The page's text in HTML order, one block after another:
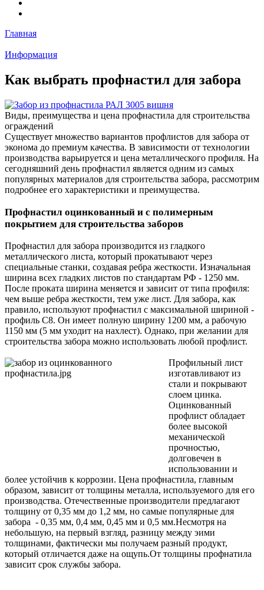
Главная
Информация
Как выбрать профнастил для забора
Виды, преимущества и цена профнастила для строительства
ограждений
Существует множество вариантов профлистов для забора от
эконома до премиум качества. В зависимости от технологии
производства варьируется и цена металлического профиля. На
сегодняшний день профнастил является одним из самых
популярных материалов для строительства забора, рассмотрим
подробнее его характеристики и преимущества.
Профнастил оцинкованный и с полимерным
покрытием для строительства заборов
Профнастил для забора производится из гладкого
металлического листа, который прокатывают через
специальные станки, создавая ребра жесткости. Изначальная
ширина всех гладких листов по стандартам РФ - 1250 мм.
После проката ширина меняется и зависит от типа профиля:
чем выше ребра жесткости, тем уже лист. Для забора, как
правило, используют профнастил с максимальной шириной -
профиль С8. Он имеет полную ширину 1200 мм, а рабочую
1150 мм (5 мм уходит на нахлест). Однако, при желании для
строительства забора можно использовать любой профлист.
Профильный лист
изготавливают из
стали и покрывают
слоем цинка.
Оцинкованный
профлист обладает
более высокой
механической
прочностью,
долговечен в
использовании и
более устойчив к коррозии. Цена профнастила, главным
образом, зависит от толщины металла, используемого для его
производства. Отечественные производители предлагают
толщину от 0,35 мм до 1,2 мм, но самые популярные для
забора - 0,35 мм, 0,4 мм, 0,45 мм и 0,5 мм.Несмотря на
небольшую, на первый взгляд, разницу между эими
толщинами, фактически мы получаем разный продукт,
который отличается даже на ощупь.От толщины профнатила
зависит срок службы забора.